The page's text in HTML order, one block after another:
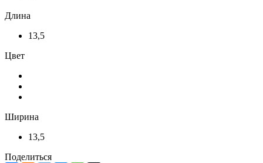
Длина
13,5
Цвет
Ширина
13,5
Поделиться